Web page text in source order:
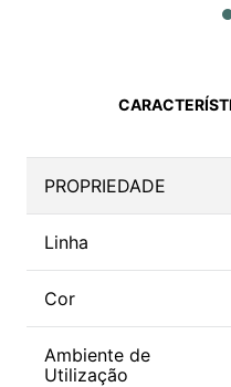
PROPRIEDADE
Linha
Cor
Ambiente de
Utilização